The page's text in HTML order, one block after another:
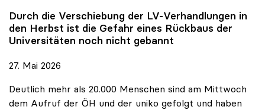
Durch die Verschiebung der LV-Verhandlungen in
den Herbst ist die Gefahr eines Rückbaus der
Universitäten noch nicht gebannt
27. Mai 2026
Deutlich mehr als 20.000 Menschen sind am Mittwoch
dem Aufruf der ÖH und der uniko gefolgt und haben